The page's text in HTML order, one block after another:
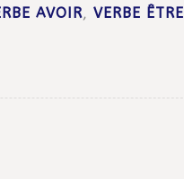
AVOIR,VERBE ÊTRE